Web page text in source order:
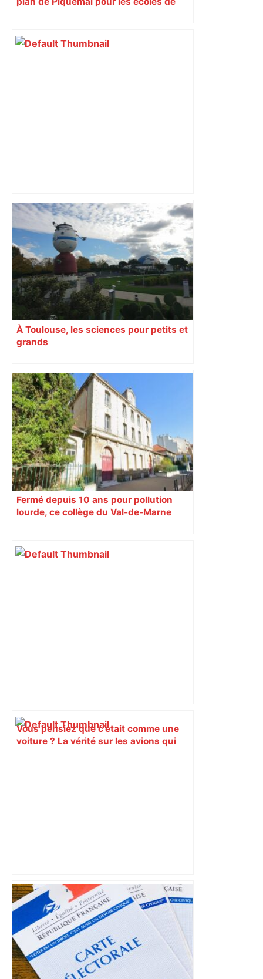
Capilla en bleu ciel pour combien de
temps encore ? Toulouse et l'UBB aux
aguets – Rugbynistere
À Toulouse, les sciences pour petits et
grands
Fermé depuis 10 ans pour pollution
lourde, ce collège du Val-de-Marne
Vous pensiez que c’était comme une
voiture ? La vérité sur les avions qui
Un homme allongé sur les rails : il
meurt percuté par un train, le trafic
ferroviaire à l’arrêt dans le Lauragais,
au sud de Toulouse – ladepeche.fr